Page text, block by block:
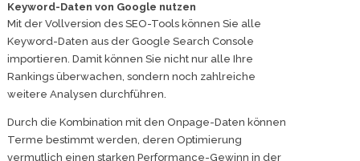
Keyword-Daten von Google nutzen
Mit der Vollversion des SEO-Tools können Sie alle
Keyword-Daten aus der Google Search Console
importieren. Damit können Sie nicht nur alle Ihre
Rankings überwachen, sondern noch zahlreiche
weitere Analysen durchführen.
Durch die Kombination mit den Onpage-Daten können
Terme bestimmt werden, deren Optimierung
vermutlich einen starken Performance-Gewinn in der